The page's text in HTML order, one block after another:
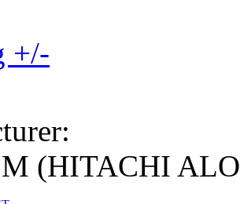
+/-
(HITACHI